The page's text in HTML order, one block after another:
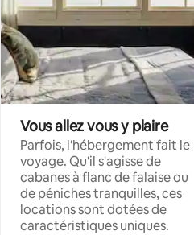
Vous allez vous y plaire
Parfois, l'hébergement fait le
voyage. Qu'il s'agisse de
cabanes à flanc de falaise ou
de péniches tranquilles, ces
locations sont dotées de
caractéristiques uniques.